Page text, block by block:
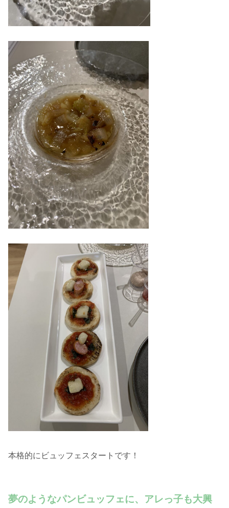
本格的にビュッフェスタートです！
夢のようなパンビュッフェに、アレっ子も大興